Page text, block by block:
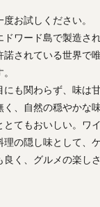
お試しください。
ドワード島で製造さ
諾されている世界で
にも関わらず、味は
く、自然の穏やかな
てもおいしい。ワ
理の隠し味として、
く、グルメの楽し